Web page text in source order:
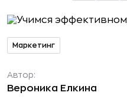
Маркетинг
Автор:
Вероника Елкина